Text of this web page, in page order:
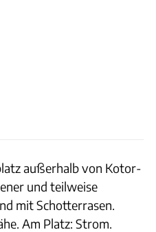
außerhalb von Kotor-
und teilweise
mit Schotterrasen.
Am Platz: Strom.